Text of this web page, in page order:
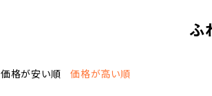
暖房機
ふ
価格が安い順 価格が高い順